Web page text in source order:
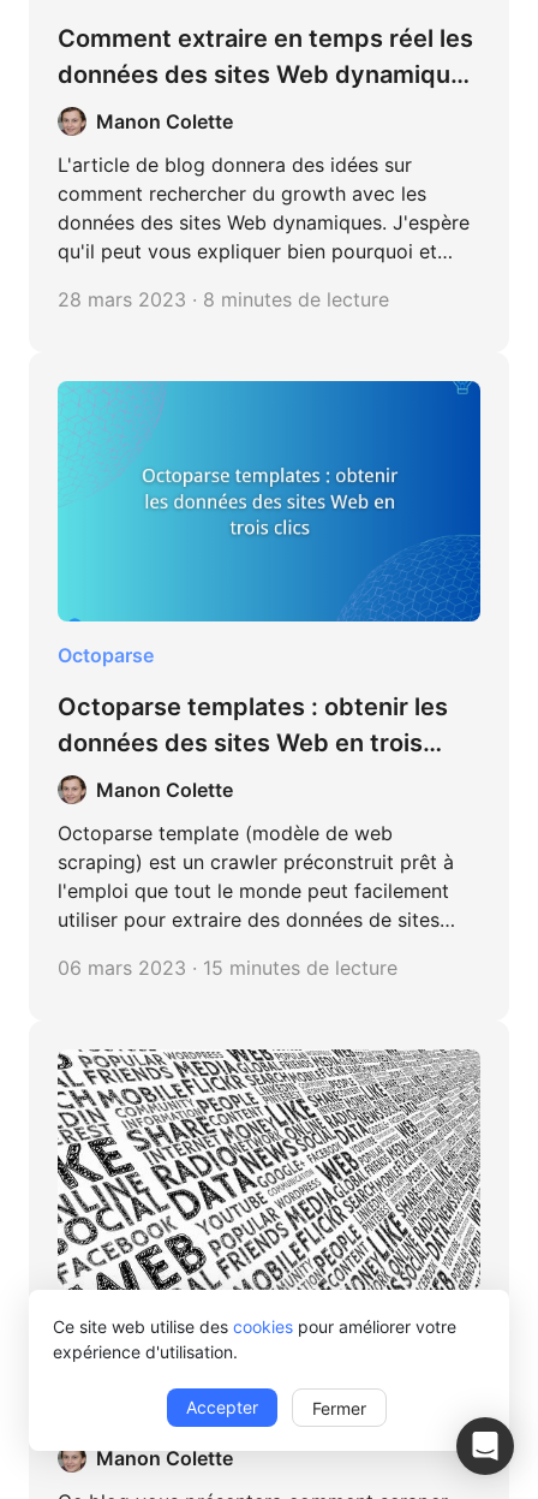
Ce site web utilise des cookies pour améliorer votre
expérience d'utilisation.
Accepter Fermer
Comment extraire en temps réel les
données des sites Web dynamiques
?
Manon Colette
L'article de blog donnera des idées sur
comment rechercher du growth avec les
données des sites Web dynamiques. J'espère
qu'il peut vous expliquer bien pourquoi et
des sites Web dynamiques.
28 mars 2023 · 8 minutes de lecture
Octoparse
Octoparse templates : obtenir les
données des sites Web en trois
clicsManon Colette
Octoparse template (modèle de web
scraping) est un crawler préconstruit prêt à
l'emploi que tout le monde peut facilement
utiliser pour extraire des données de sites
06 mars 2023 · 15 minutes de lecture
Octoparse
temps réel à partir des sites Web
Manon Colette